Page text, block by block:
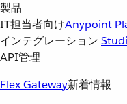
製品
IT担当者向けAnypoint
インテグレーション
API管理
Flex Gateway新着情報